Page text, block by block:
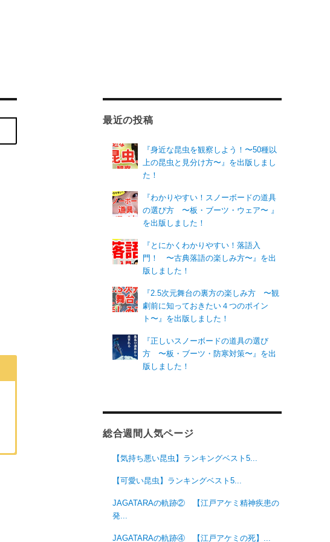
最近の投稿
『身近な昆虫を観察しよう！〜50種以
上の昆虫と見分け方〜』を出版しまし
た！
『わかりやすい！スノーボードの道具
の選び方 〜板・ブーツ・ウェア〜 』
を出版しました！
『とにかくわかりやすい！落語入
門！ 〜古典落語の楽しみ方〜』を出
版しました！
『2.5次元舞台の裏方の楽しみ方 〜観
劇前に知っておきたい４つのポイン
ト〜』を出版しました！
『正しいスノーボードの道具の選び
方 〜板・ブーツ・防寒対策〜』を出
版しました！
総合週間人気ページ
【気持ち悪い昆虫】ランキングベスト5...
【可愛い昆虫】ランキングベスト5...
JAGATARAの軌跡② 【江戸アケミ精神疾患の
発...
JAGATARAの軌跡④ 【江戸アケミの死】...